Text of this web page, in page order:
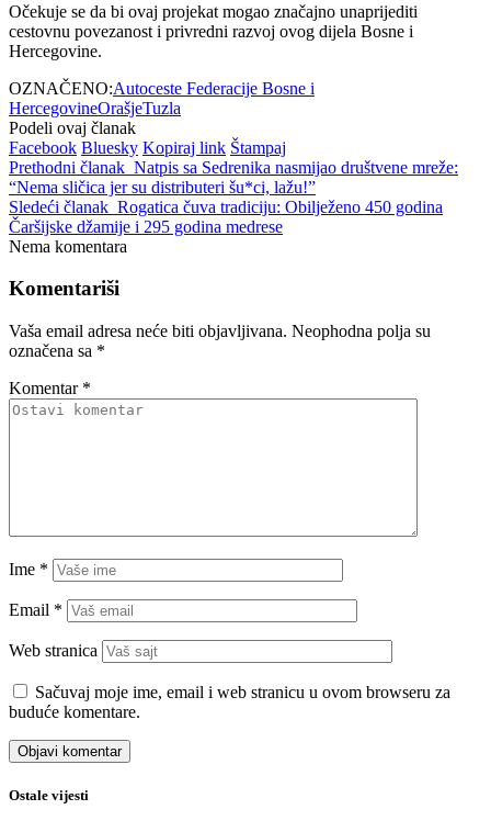
Očekuje se da bi ovaj projekat mogao značajno unaprijediti
cestovnu povezanost i privredni razvoj ovog dijela Bosne i
Hercegovine.
OZNAČENO:Autoceste Federacije Bosne i
HercegovineOrašjeTuzla
Podeli ovaj članak
Facebook Bluesky Kopiraj link Štampaj
Prethodni članak Natpis sa Sedrenika nasmijao društvene mreže:
“Nema sličica jer su distributeri šu*ci, lažu!”
Sledeći članak Rogatica čuva tradiciju: Obilježeno 450 godina
Čaršijske džamije i 295 godina medrese
Nema komentara
Komentariši
Vaša email adresa neće biti objavljivana. Neophodna polja su
označena sa *
Komentar *
Ime *
Email *
Web stranica
Sačuvaj moje ime, email i web stranicu u ovom browseru za
buduće komentare.
Ostale vijesti